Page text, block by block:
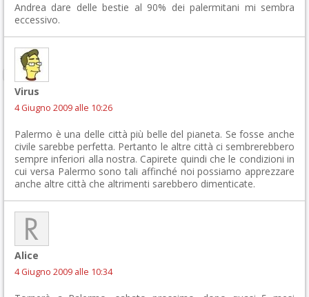
Andrea dare delle bestie al 90% dei palermitani mi sembra
eccessivo.
Virus
4 Giugno 2009 alle 10:26
Palermo è una delle città più belle del pianeta. Se fosse anche
civile sarebbe perfetta. Pertanto le altre città ci sembrerebbero
sempre inferiori alla nostra. Capirete quindi che le condizioni in
cui versa Palermo sono tali affinché noi possiamo apprezzare
anche altre città che altrimenti sarebbero dimenticate.
Alice
4 Giugno 2009 alle 10:34